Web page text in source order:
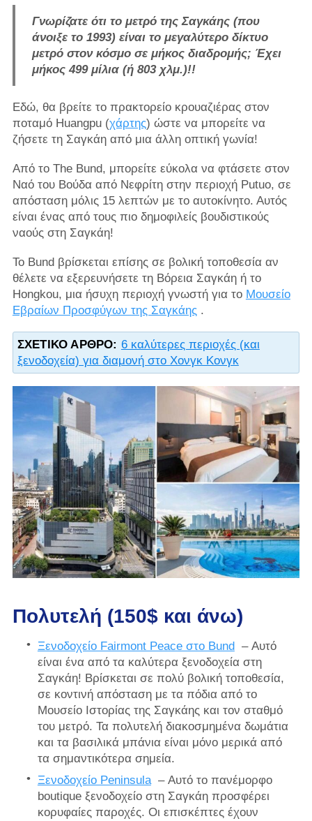
Γνωρίζατε ότι το μετρό της Σαγκάης (που
άνοιξε το 1993) είναι το μεγαλύτερο δίκτυο
μετρό στον κόσμο σε μήκος διαδρομής; Έχει
μήκος 499 μίλια (ή 803 χλμ.)!!
Εδώ, θα βρείτε το πρακτορείο κρουαζιέρας στον
ποταμό Huangpu (χάρτης) ώστε να μπορείτε να
ζήσετε τη Σαγκάη από μια άλλη οπτική γωνία!
Από το The Bund, μπορείτε εύκολα να φτάσετε στον
Ναό του Βούδα από Νεφρίτη στην περιοχή Putuo, σε
απόσταση μόλις 15 λεπτών με το αυτοκίνητο. Αυτός
είναι ένας από τους πιο δημοφιλείς βουδιστικούς
ναούς στη Σαγκάη!
Το Bund βρίσκεται επίσης σε βολική τοποθεσία αν
θέλετε να εξερευνήσετε τη Βόρεια Σαγκάη ή το
Hongkou, μια ήσυχη περιοχή γνωστή για το Μουσείο
Εβραίων Προσφύγων της Σαγκάης .
ΣΧΕΤΙΚΌ ΆΡΘΡΟ: 6 καλύτερες περιοχές (και
ξενοδοχεία) για διαμονή στο Χονγκ Κονγκ
Πολυτελή (150$ και άνω)
Ξενοδοχείο Fairmont Peace στο Bund – Αυτό
είναι ένα από τα καλύτερα ξενοδοχεία στη
Σαγκάη! Βρίσκεται σε πολύ βολική τοποθεσία,
σε κοντινή απόσταση με τα πόδια από το
Μουσείο Ιστορίας της Σαγκάης και τον σταθμό
του μετρό. Τα πολυτελή διακοσμημένα δωμάτια
και τα βασιλικά μπάνια είναι μόνο μερικά από
τα σημαντικότερα σημεία.
Ξενοδοχείο Peninsula– Αυτό το πανέμορφο
boutique ξενοδοχείο στη Σαγκάη προσφέρει
κορυφαίες παροχές. Οι επισκέπτες έχουν